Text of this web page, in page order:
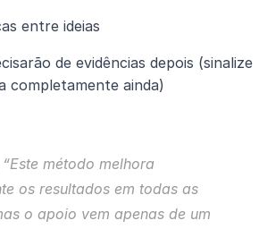
entre ideias
de evidências depois (sinalize
completamente ainda)
método melhora
os resultados em todas as
o apoio vem apenas de um